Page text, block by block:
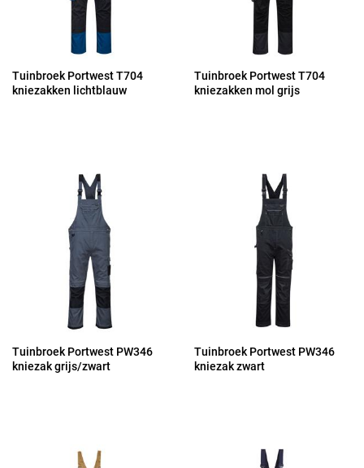
Tuinbroek Portwest T704
kniezakken lichtblauw
Tuinbroek Portwest T704
kniezakken mol grijs
Tuinbroek Portwest PW346
kniezak grijs/zwart
Tuinbroek Portwest PW346
kniezak zwart